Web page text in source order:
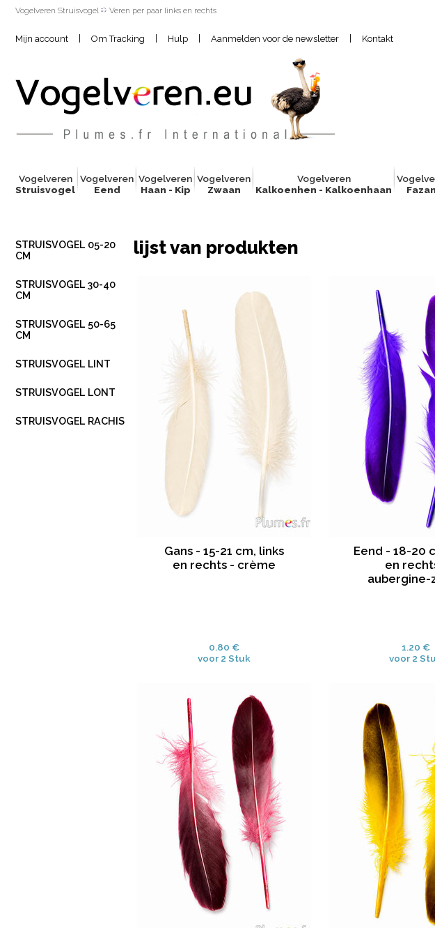
Vogelveren Struisvogel Veren per paar links en rechts
Mijn account | Om Tracking | Hulp | Aanmelden voor de newsletter | Kontakt
Vogelveren
Struisvogel
Vogelveren
Eend
Vogelveren
Haan - Kip
Vogelveren
Zwaan
Vogelveren
Kalkoenhen - Kalkoenhaan
STRUISVOGEL 05-20
CM
STRUISVOGEL 30-40
CM
STRUISVOGEL 50-65
CM
STRUISVOGEL LINT
STRUISVOGEL LONT
STRUISVOGEL RACHIS
lijst van produkten
Gans - 15-21 cm, links
en rechts - crème
0.80 €
voor 2 Stuk
Eend - 18-20
en
aubergine-
1.20 €
voor 2